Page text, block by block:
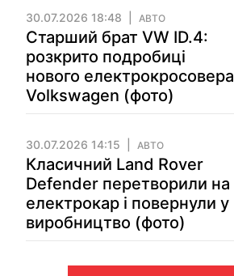
30.07.2026 18:48 АВТО
Старший брат VW ID.4:
розкрито подробиці
нового електрокросовера
Volkswagen (фото)
30.07.2026 14:15 АВТО
Класичний Land Rover
Defender перетворили на
електрокар і повернули у
виробництво (фото)